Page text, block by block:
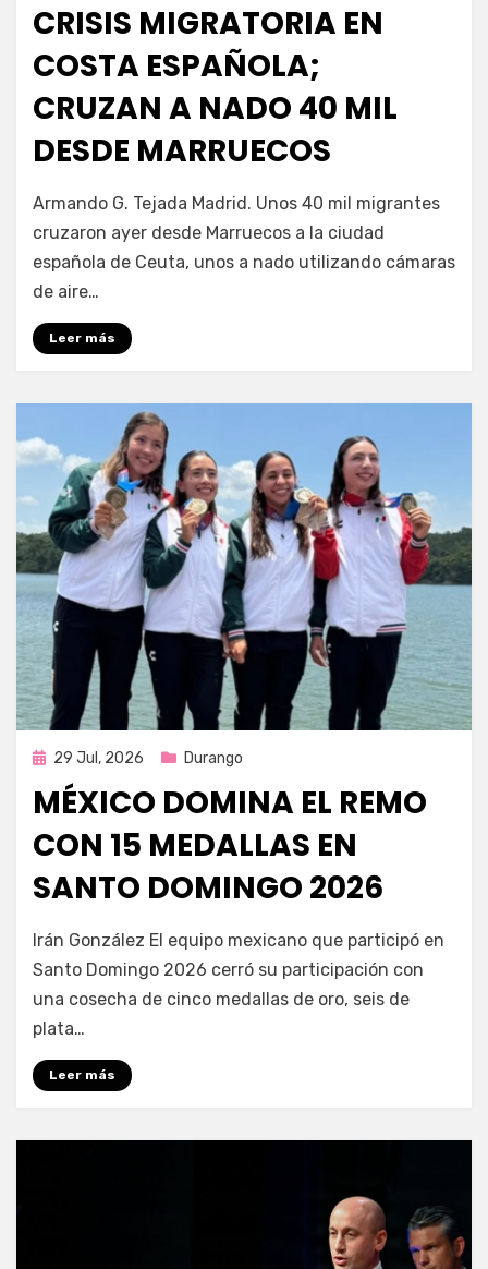
CRISIS MIGRATORIA EN
COSTA ESPAÑOLA;
CRUZAN A NADO 40 MIL
DESDE MARRUECOS
Fernando Miranda Servín
Armando G. Tejada Madrid. Unos 40 mil migrantes
cruzaron ayer desde Marruecos a la ciudad
española de Ceuta, unos a nado utilizando cámaras
de aire…
Leer más
Publicada
29 Jul, 2026 Durango
MÉXICO DOMINA EL REMO
CON 15 MEDALLAS EN
SANTO DOMINGO 2026
por Fernando Miranda Servín
Irán González El equipo mexicano que participó en
Santo Domingo 2026 cerró su participación con
una cosecha de cinco medallas de oro, seis de
plata…
Leer más